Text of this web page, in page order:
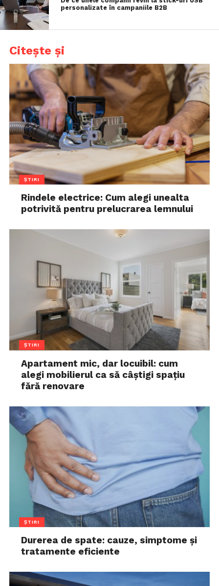
personalizate în campaniile B2B
Citește și
ȘTIRI
Rindele electrice: Cum alegi unealta
potrivită pentru prelucrarea lemnului
ȘTIRI
Apartament mic, dar locuibil: cum
alegi mobilierul ca să câștigi spațiu
fără renovare
ȘTIRI
Durerea de spate: cauze, simptome și
tratamente eficiente